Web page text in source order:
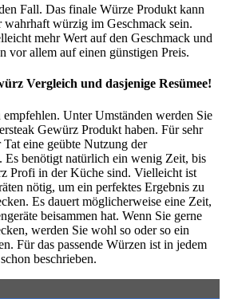
Fall. Das finale Würze Produkt kann
wahrhaft würzig im Geschmack sein.
mehr Wert auf den Geschmack und
vor allem auf einen günstigen Preis.
Vergleich und dasjenige Resümee!
Unter Umständen werden Sie
Gewürz Produkt haben. Für sehr
eine geübte Nutzung der
Es benötigt natürlich ein wenig Zeit, bis
Profi in der Küche sind. Vielleicht ist
nötig, um ein perfektes Ergebnis zu
Es dauert möglicherweise eine Zeit,
beisammen hat. Wenn Sie gerne
werden Sie wohl so oder so ein
Für das passende Würzen ist in jedem
beschrieben.